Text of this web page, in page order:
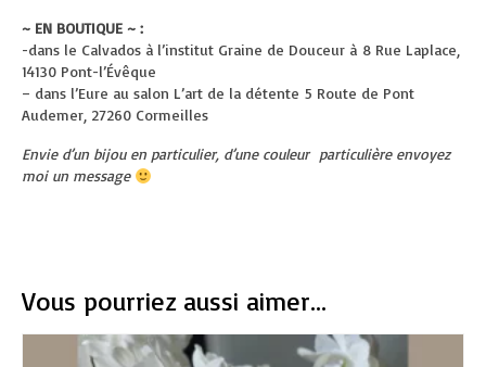
~ EN BOUTIQUE ~ :
-dans le Calvados à l’institut Graine de Douceur à 8 Rue Laplace,
14130 Pont-l’Évêque
– dans l’Eure au salon L’art de la détente 5 Route de Pont
Audemer, 27260 Cormeilles
Envie d’un bijou en particulier, d’une couleur particulière envoyez
moi un message
Vous pourriez aussi aimer...